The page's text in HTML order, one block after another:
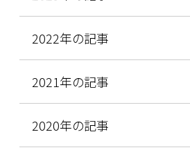
2022年の記事
2021年の記事
2020年の記事